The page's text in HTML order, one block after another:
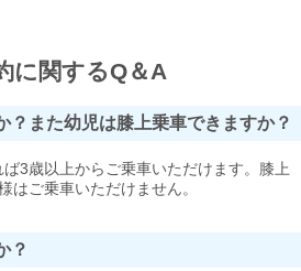
に関するQ＆A
？また幼児は膝上乗車できますか？
3歳以上からご乗車いただけます。膝上
はご乗車いただけません。
？